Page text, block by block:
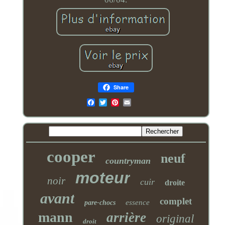
Share
Email
cooper countryman neuf
noir moteur cuir droite
avant pare-chocs essence complet
mann droit arrière original